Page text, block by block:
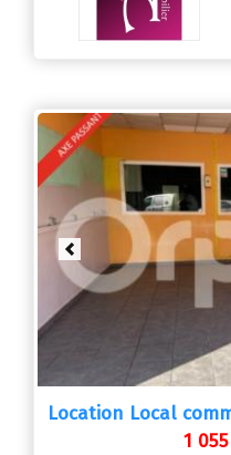
Previous
Location Local
1